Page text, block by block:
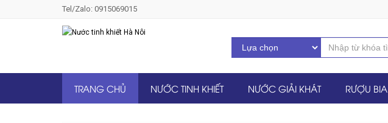
Tel/Zalo: 0915069015
TRANG CHỦ NƯỚC TINH KHIẾT NƯỚC GIẢI KHÁT RƯỢU BIA